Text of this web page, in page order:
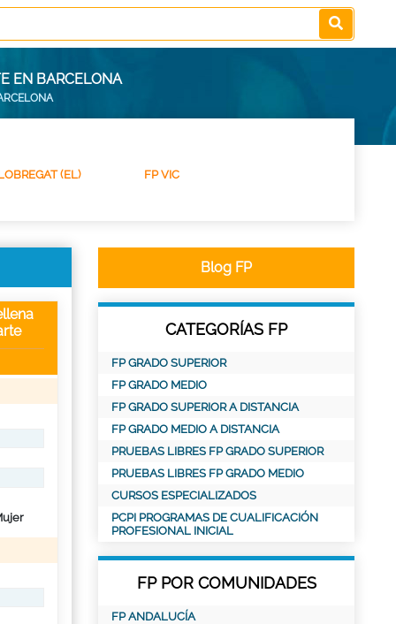
EN BARCELONA
(EL)
FP VIC
Blog FP
CATEGORÍAS FP
FP GRADO SUPERIOR
FP GRADO MEDIO
FP GRADO SUPERIOR A DISTANCIA
FP GRADO MEDIO A DISTANCIA
PRUEBAS LIBRES FP GRADO SUPERIOR
PRUEBAS LIBRES FP GRADO MEDIO
CURSOS ESPECIALIZADOS
PCPI PROGRAMAS DE CUALIFICACIÓN
PROFESIONAL INICIAL
FP POR COMUNIDADES
FP ANDALUCÍA